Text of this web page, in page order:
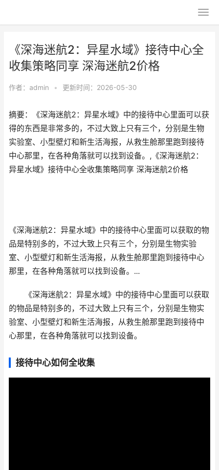
《深海迷航2：异星水域》接待中心全
收集策略同享 深海迷航2价格
作者： admin • 更新时间：2026-05-30
摘要：《深海迷航2：异星水域》中的接待中心里面可以获
得的东西是非常多的，不过大致上只有三个，分别是生物
实验室、小型壁灯和新生活海报，从救生舱那里跑到接待
中心那里，在各种角落就可以找到设备。,《深海迷航2：
异星水域》接待中心全收集策略同享 深海迷航2价格
《深海迷航2：异星水域》中的接待中心里面可以获取的物
品是特别多的，不过大致上只有三个，分别是生物实验
室、小型壁灯和新生活海报，从救生舱那里跑到接待中心
那里，在各种角落就可以找到设备。...
《深海迷航2：异星水域》中的接待中心里面可以获取
的物品是特别多的，不过大致上只有三个，分别是生物实
验室、小型壁灯和新生活海报，从救生舱那里跑到接待中
心那里，在各种角落就可以找到设备。
接待中心如何全收集